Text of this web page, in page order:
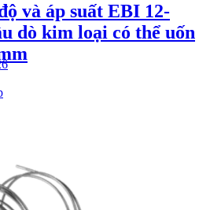
và áp suất EBI 12-
dò kim loại có thể uốn